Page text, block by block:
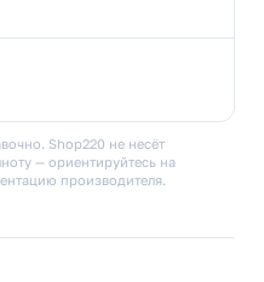
Shop220 не несёт
— ориентируйтесь на
производителя.